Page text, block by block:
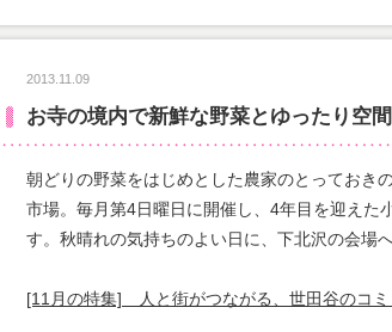
2013.11.09
お寺の境内で新鮮な野菜とゆったり空
朝どりの野菜をはじめとした農家のとっておき
市場。毎月第4日曜日に開催し、4年目を迎えた
す。秋晴れの気持ちのよい日に、下北沢の会場
[11月の特集] 人と街がつながる、世田谷のコミ